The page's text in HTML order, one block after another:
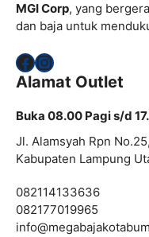
MGI Corp, yang
dan baja untuk
Facebook
Instagram
Alamat Outlet
Buka 08.00 Pagi s/d
Jl. Alamsyah Rpn
Kabupaten Lampung
082114133636
082177019965
info@